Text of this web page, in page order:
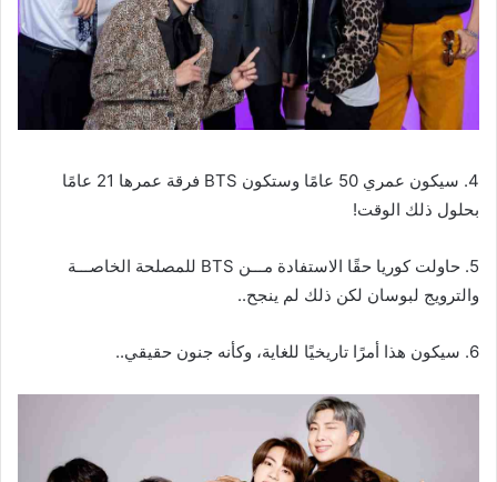
4. سيكون عمري 50 عامًا وستكون BTS فرقة عمرها 21 عامًا
بحلول ذلك الوقت!
5. حاولت كوريا حقًا الاستفادة مـــن BTS للمصلحة الخاصـــة
والترويج لبوسان لكن ذلك لم ينجح..
6. سيكون هذا أمرًا تاريخيًا للغاية، وكأنه جنون حقيقي..